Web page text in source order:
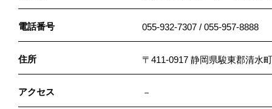
電話番号 055-932-7307 / 055-957-8888
住所 〒411-0917 静岡県駿東郡清水
アクセス －